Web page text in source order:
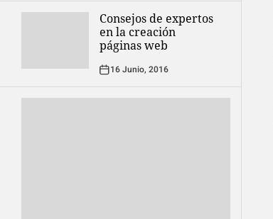
Consejos de expertos
en la creación
páginas web
16 Junio, 2016